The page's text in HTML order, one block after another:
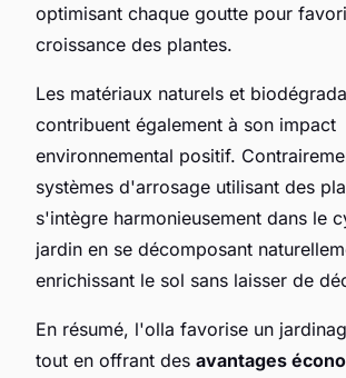
optimisant chaque goutte pour
croissance des plantes.
Les matériaux naturels et
contribuent également à son impact
environnemental positif.
systèmes d'arrosage utilisant des
s'intègre harmonieusement dans le
jardin en se décomposant
enrichissant le sol sans laisser de
En résumé, l'olla favorise un
tout en offrant des avantages